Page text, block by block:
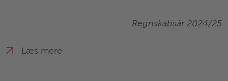
Regnskabsår 2024/25
Læs mere